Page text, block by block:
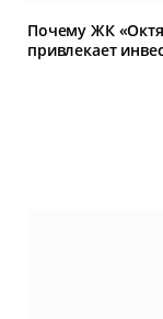
Почему ЖК
привлекает